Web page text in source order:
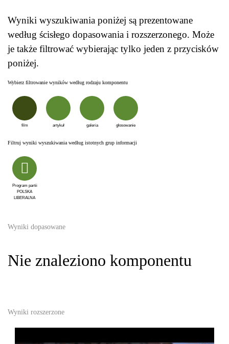
Wyniki wyszukiwania poniżej są prezentowane
według ścisłego dopasowania i rozszerzonego. Może
je także filtrować wybierając tylko jeden z przycisków
poniżej.
Wybierz filtrowanie wyników według rodzaju komponentu
film artykuł galeria głosowanie
Filtruj wyniki wyszukiwania według istotnych grup informacji
Program partii
POLSKA
LIBERALNA
Wyniki dopasowane
Nie znaleziono komponentu
Wyniki rozszerzone